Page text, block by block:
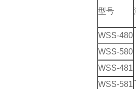
型号
WSS-480
WSS-580
WSS-481
WSS-581